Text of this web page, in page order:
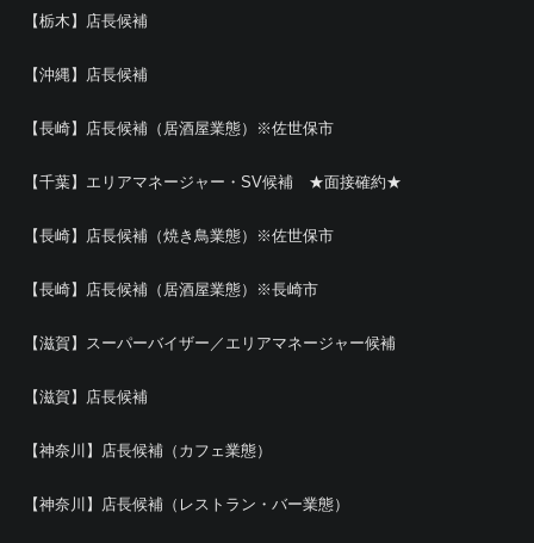
【栃木】店長候補
【沖縄】店長候補
【長崎】店長候補（居酒屋業態）※佐世保市
【千葉】エリアマネージャー・SV候補 ★面接確約★
【長崎】店長候補（焼き鳥業態）※佐世保市
【長崎】店長候補（居酒屋業態）※長崎市
【滋賀】スーパーバイザー／エリアマネージャー候補
【滋賀】店長候補
【神奈川】店長候補（カフェ業態）
【神奈川】店長候補（レストラン・バー業態）